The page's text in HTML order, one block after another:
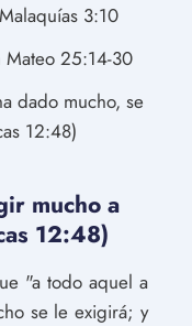
3:10
Mateo 25:14-30
dado mucho, se
12:48)
mucho a
12:48)
"a todo aquel a
se le exigirá; y